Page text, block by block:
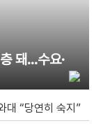
돼…수요·
대 “당연히 숙지”